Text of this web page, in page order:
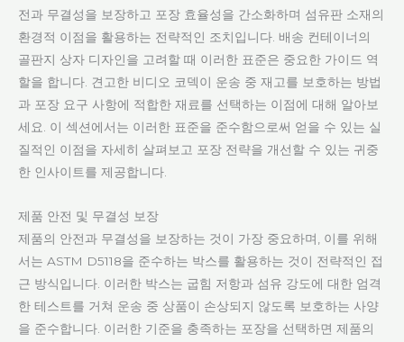
전과 무결성을 보장하고 포장 효율성을 간소화하며 섬유판 소재의
환경적 이점을 활용하는 전략적인 조치입니다. 배송 컨테이너의
골판지 상자 디자인을 고려할 때 이러한 표준은 중요한 가이드 역
할을 합니다. 견고한 비디오 코덱이 운송 중 재고를 보호하는 방법
과 포장 요구 사항에 적합한 재료를 선택하는 이점에 대해 알아보
세요. 이 섹션에서는 이러한 표준을 준수함으로써 얻을 수 있는 실
질적인 이점을 자세히 살펴보고 포장 전략을 개선할 수 있는 귀중
한 인사이트를 제공합니다.
제품 안전 및 무결성 보장
제품의 안전과 무결성을 보장하는 것이 가장 중요하며, 이를 위해
서는 ASTM D5118을 준수하는 박스를 활용하는 것이 전략적인 접
근 방식입니다. 이러한 박스는 굽힘 저항과 섬유 강도에 대한 엄격
한 테스트를 거쳐 운송 중 상품이 손상되지 않도록 보호하는 사양
을 준수합니다. 이러한 기준을 충족하는 포장을 선택하면 제품의